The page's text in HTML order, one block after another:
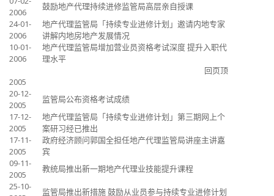
2006
鼓励地产代理持续进修监管局高层亲自授课
24-01-
2006
地产代理监管局「持续专业进修计划」邀请内地专家
讲解内地房地产发展情况
10-01-
2006
地产代理监管局增加营业员资格考试深度 提升入职代
理水平
回页顶
2005
20-12-
2005
监管局公布资格考试成绩
17-12-
2005
地产代理监管局「持续专业进修计划」第三期网上个
案研习经已推出
17-11-
2005
政府经济顾问郭国全担任地产代理监管局讲座主讲嘉
宾
09-11-
2005
教统局推出新一期地产代理业技能提升课程
25-10-
监管局推出新措施 鼓励从业员参与持续专业进修计划